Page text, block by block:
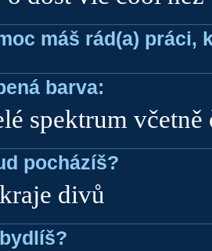
máš rád(a) práci,
barva:
spektrum včetně
pocházíš?
divů